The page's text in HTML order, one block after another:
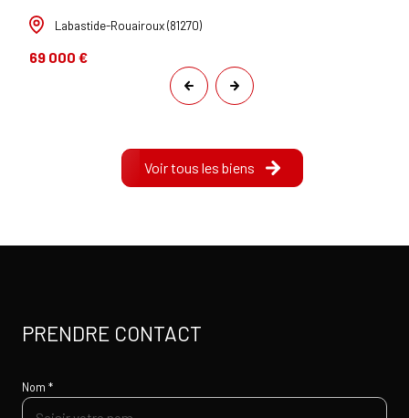
Labastide-Rouairoux (81270)
69 000 €
Voir tous les biens
PRENDRE CONTACT
Nom *